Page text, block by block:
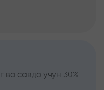
ва савдо учун 30%